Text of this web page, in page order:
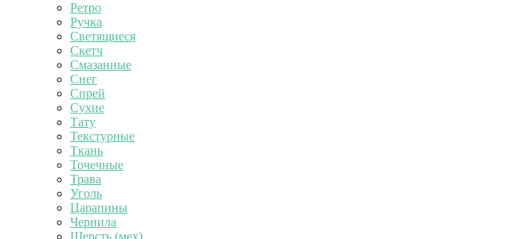
Ретро
Ручка
Светящиеся
Скетч
Смазанные
Снег
Спрей
Сухие
Тату
Текстурные
Ткань
Точечные
Трава
Уголь
Царапины
Чернила
Шерсть (мех)